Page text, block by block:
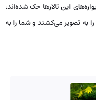
این تالارها حک شده‌اند،
به تصویر می‌کشند و شما را به